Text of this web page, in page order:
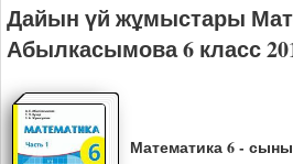
Дайын үй жұмыстары
Абылкасымова 6 класс
Математика 6 -